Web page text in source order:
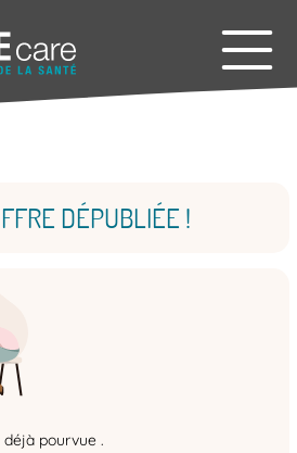
DÉPUBLIÉE !
pourvue .